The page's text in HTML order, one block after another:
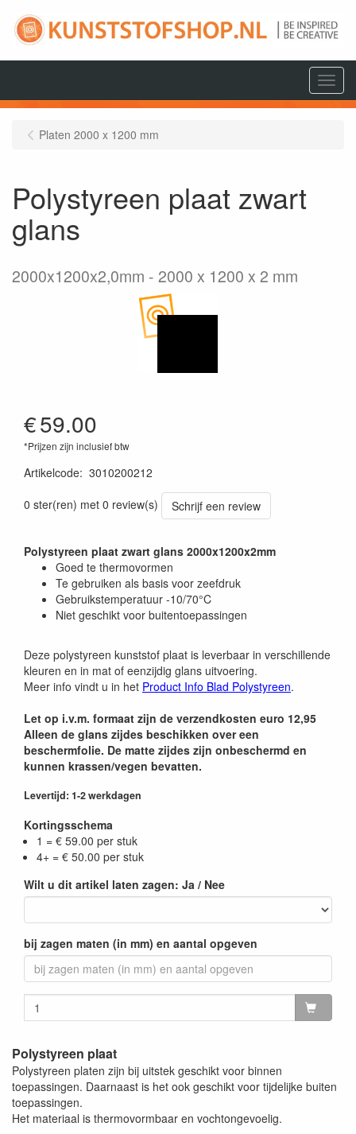
Menu
Platen 2000 x 1200 mm
Polystyreen plaat zwart
glans
2000x1200x2,0mm 2000 x 1200 x 2 mm
€59.00
*Prijzen zijn inclusief btw
Artikelcode: 3010200212
0 ster(ren) met 0 review(s)
Schrijf een review
Polystyreen plaat zwart glans 2000x1200x2mm
Goed te thermovormen
Te gebruiken als basis voor zeefdruk
Gebruikstemperatuur -10/70°C
Niet geschikt voor buitentoepassingen
Deze polystyreen kunststof plaat is leverbaar in verschillende
kleuren en in mat of eenzijdig glans uitvoering.
Meer info vindt u in het Product Info Blad Polystyreen.
Let op i.v.m. formaat zijn de verzendkosten euro 12,95
Alleen de glans zijdes beschikken over een
beschermfolie. De matte zijdes zijn onbeschermd en
kunnen krassen/vegen bevatten.
Levertijd: 1-2 werkdagen
Kortingsschema
1 = € 59.00 per stuk
4+ = € 50.00 per stuk
Wilt u dit artikel laten zagen: Ja / Nee
bij zagen maten (in mm) en aantal opgeven
Polystyreen plaat
Polystyreen platen zijn bij uitstek geschikt voor binnen
toepassingen. Daarnaast is het ook geschikt voor tijdelijke buiten
toepassingen.
Het materiaal is thermovormbaar en vochtongevoelig.